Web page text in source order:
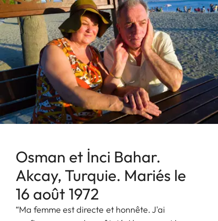
Osman et İnci Bahar.
Akcay, Turquie. Mariés le
16 août 1972
“Ma femme est directe et honnête. J'ai